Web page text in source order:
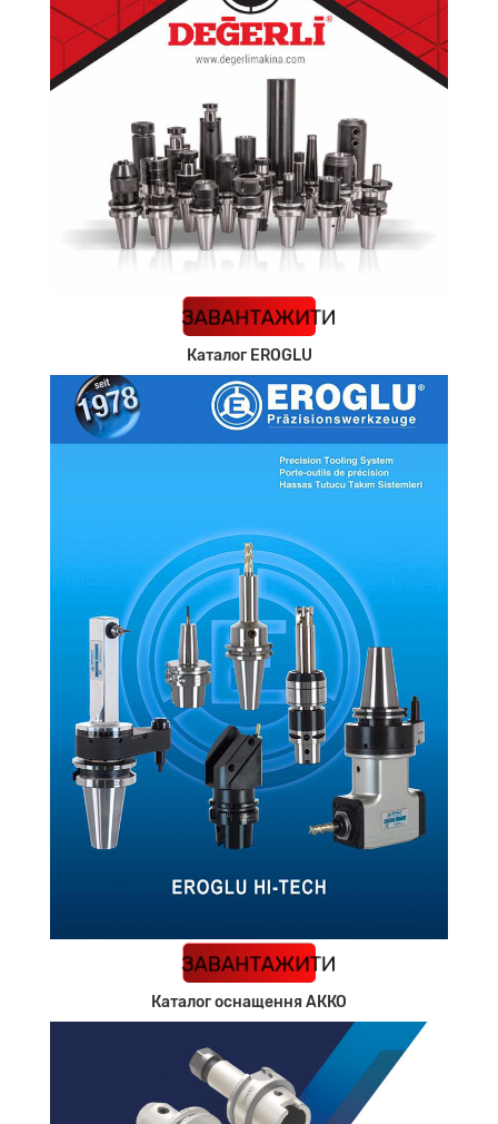
ЗАВАНТАЖИТИ
КАТАЛОГ
Каталог EROGLU
ЗАВАНТАЖИТИ
КАТАЛОГ
Каталог оснащення АККО